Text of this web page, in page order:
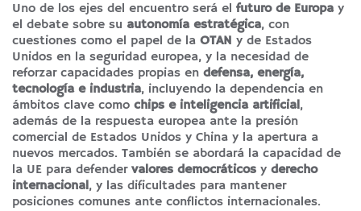
Uno de los ejes del encuentro será el futuro de Europay
el debate sobre su autonomía estratégica, con
cuestiones como el papel de la OTAN y de Estados
Unidos en la seguridad europea, y la necesidad de
reforzar capacidades propias en defensa, energía,
tecnología e industria, incluyendo la dependencia en
ámbitos clave como chips e inteligencia artificial,
además de la respuesta europea ante la presión
comercial de Estados Unidos y China y la apertura a
nuevos mercados. También se abordará la capacidad de
la UE para defender valores democráticos y derecho
internacional, y las dificultades para mantener
posiciones comunes ante conflictos internacionales.